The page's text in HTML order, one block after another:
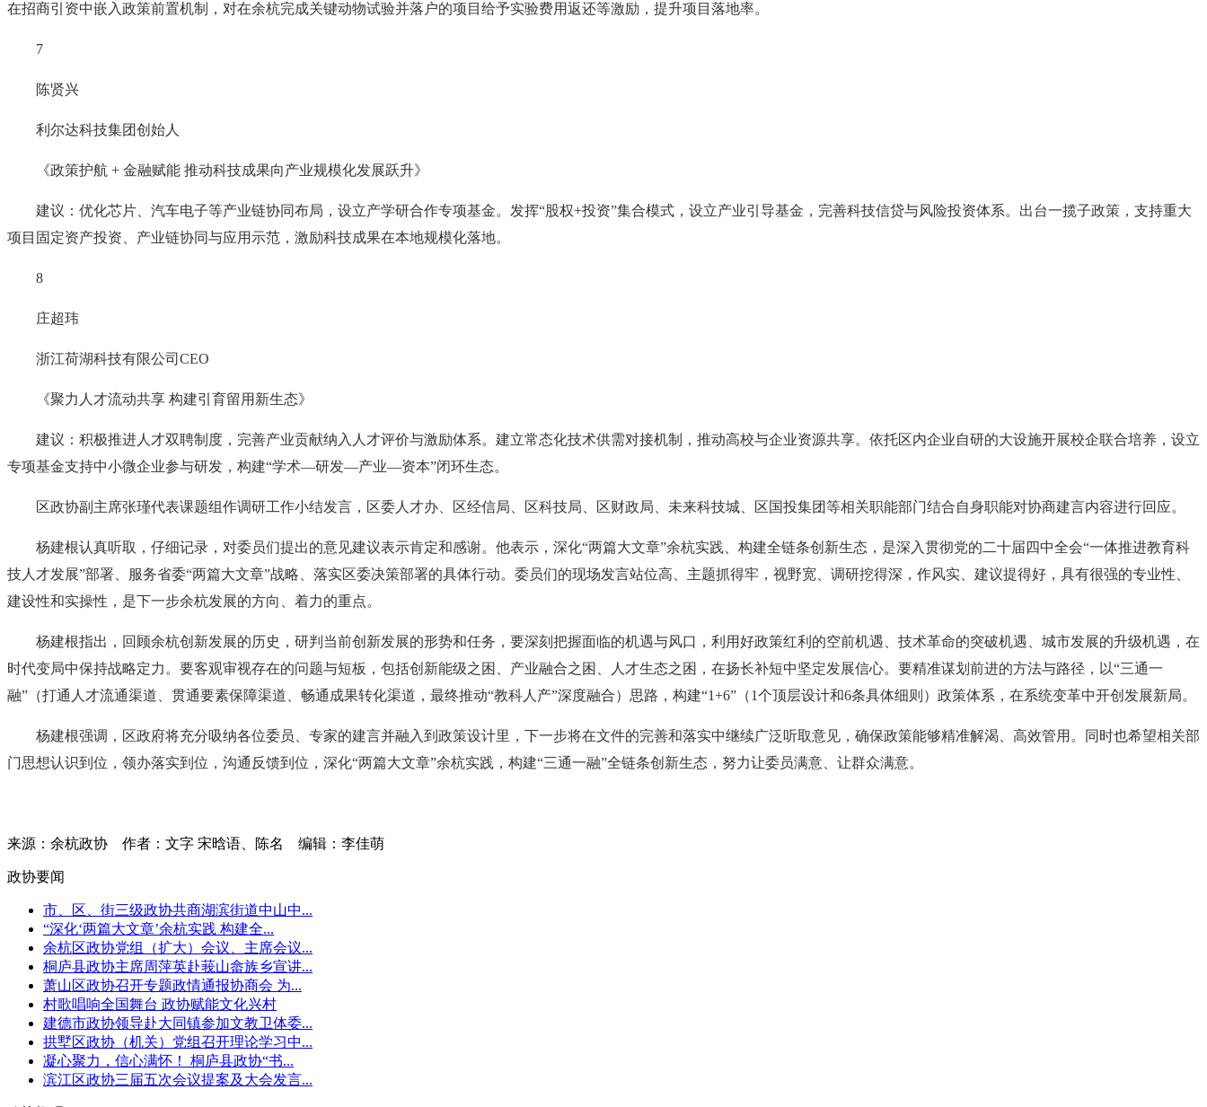
在招商引资中嵌入政策前置机制，对在余杭完成关键动物试验并落户的项目给予实验费用返还等激励，提升项目落地率。
7
陈贤兴
利尔达科技集团创始人
《政策护航 + 金融赋能 推动科技成果向产业规模化发展跃升》
建议：优化芯片、汽车电子等产业链协同布局，设立产学研合作专项基金。发挥“股权+投资”集合模式，设立产业引导基金，完善科技信贷与风险投资体系。出台一揽子政策，支持重大
项目固定资产投资、产业链协同与应用示范，激励科技成果在本地规模化落地。
8
庄超玮
浙江荷湖科技有限公司CEO
《聚力人才流动共享 构建引育留用新生态》
建议：积极推进人才双聘制度，完善产业贡献纳入人才评价与激励体系。建立常态化技术供需对接机制，推动高校与企业资源共享。依托区内企业自研的大设施开展校企联合培养，设立
专项基金支持中小微企业参与研发，构建“学术—研发—产业—资本”闭环生态。
区政协副主席张瑾代表课题组作调研工作小结发言，区委人才办、区经信局、区科技局、区财政局、未来科技城、区国投集团等相关职能部门结合自身职能对协商建言内容进行回应。
杨建根认真听取，仔细记录，对委员们提出的意见建议表示肯定和感谢。他表示，深化“两篇大文章”余杭实践、构建全链条创新生态，是深入贯彻党的二十届四中全会“一体推进教育科
技人才发展”部署、服务省委“两篇大文章”战略、落实区委决策部署的具体行动。委员们的现场发言站位高、主题抓得牢，视野宽、调研挖得深，作风实、建议提得好，具有很强的专业性、
建设性和实操性，是下一步余杭发展的方向、着力的重点。
杨建根指出，回顾余杭创新发展的历史，研判当前创新发展的形势和任务，要深刻把握面临的机遇与风口，利用好政策红利的空前机遇、技术革命的突破机遇、城市发展的升级机遇，在
时代变局中保持战略定力。要客观审视存在的问题与短板，包括创新能级之困、产业融合之困、人才生态之困，在扬长补短中坚定发展信心。要精准谋划前进的方法与路径，以“三通一
融”（打通人才流通渠道、贯通要素保障渠道、畅通成果转化渠道，最终推动“教科人产”深度融合）思路，构建“1+6”（1个顶层设计和6条具体细则）政策体系，在系统变革中开创发展新局。
杨建根强调，区政府将充分吸纳各位委员、专家的建言并融入到政策设计里，下一步将在文件的完善和落实中继续广泛听取意见，确保政策能够精准解渴、高效管用。同时也希望相关部
门思想认识到位，领办落实到位，沟通反馈到位，深化“两篇大文章”余杭实践，构建“三通一融”全链条创新生态，努力让委员满意、让群众满意。
来源：余杭政协 作者：文字 宋晗语、陈名 编辑：李佳萌
政协要闻
市、区、街三级政协共商湖滨街道中山中...
“深化‘两篇大文章’余杭实践 构建全...
余杭区政协党组（扩大）会议、主席会议...
桐庐县政协主席周萍英赴莪山畲族乡宣讲...
萧山区政协召开专题政情通报协商会 为...
村歌唱响全国舞台 政协赋能文化兴村
建德市政协领导赴大同镇参加文教卫体委...
拱墅区政协（机关）党组召开理论学习中...
凝心聚力，信心满怀！ 桐庐县政协“书...
滨江区政协三届五次会议提案及大会发言...